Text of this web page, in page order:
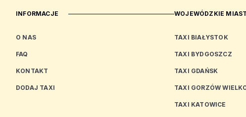
INFORMACJE
O NAS
FAQ
KONTAKT
DODAJ TAXI
WOJEWÓDZKIE
TAXI BIAŁYSTOK
TAXI BYDGOSZCZ
TAXI GDAŃSK
TAXI GORZÓW
TAXI KATOWICE